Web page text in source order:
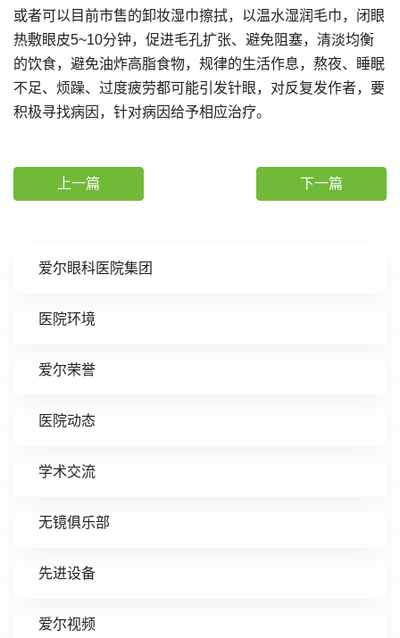
爱尔眼科医院集团
医院环境
爱尔荣誉
医院动态
学术交流
无镜俱乐部
先进设备
爱尔视频
或者可以目前市售的卸妆湿巾擦拭，以温水湿润毛巾，闭眼
热敷眼皮5~10分钟，促进毛孔扩张、避免阻塞，清淡均衡
的饮食，避免油炸高脂食物，规律的生活作息，熬夜、睡眠
不足、烦躁、过度疲劳都可能引发针眼，对反复发作者，要
积极寻找病因，针对病因给予相应治疗。
上一篇 下一篇